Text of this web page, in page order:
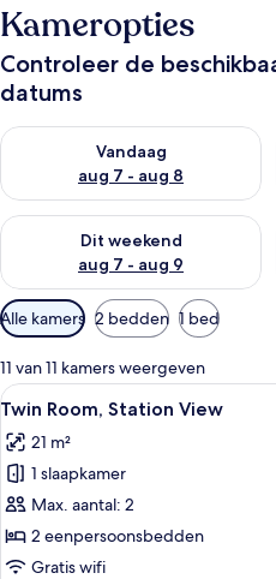
Kameropties
Controleer de
datums
Vandaag
aug 7 - aug 8
De beschikbaarheid
Dit weekend
aug 7 - aug 9
De beschikbaarheid
Beschikbare
filters
voor
kamers
Alle kamers 2 bedden 1 bed
11 van 11 kamers weergeven
Alle
foto's
voor
Twin
Room,
Station
View
6
Twin Room, Station View
21 m²
1 slaapkamer
Max. aantal: 2
2 eenpersoonsbedden
Gratis wifi